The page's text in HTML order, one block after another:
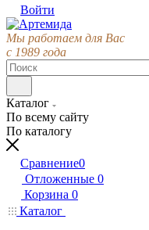
Войти
Мы работаем для Вас
с 1989 года
Каталог
По всему сайту
По каталогу
Сравнение0
Отложенные 0
Корзина 0
Каталог